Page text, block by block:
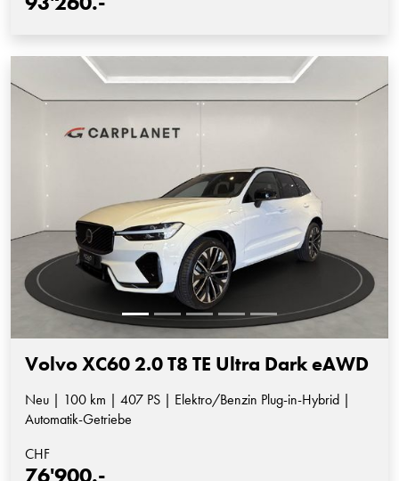
Volvo XC60 2.0 T8 TE Ultra Dark eAWD
Neu | 100 km | 407 PS | Elektro/Benzin Plug-in-Hybrid |
Automatik-Getriebe
CHF
76'900.-